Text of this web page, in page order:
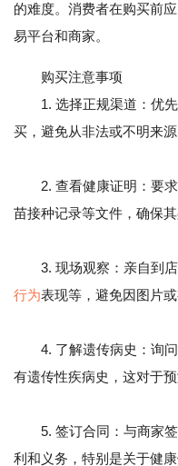
的难度。消费者在购买前
易平台和商家。
购买注意事项
1. 选择正规渠道：优先
买，避免从非法或不明来
2. 查看健康证明：要求
苗接种记录等文件，确保其
3. 现场观察：亲自到店
行为表现等，避免因图片
4. 了解遗传病史：询问
有遗传性疾病史，这对于
5. 签订合同：与商家签
利和义务，特别是关于健